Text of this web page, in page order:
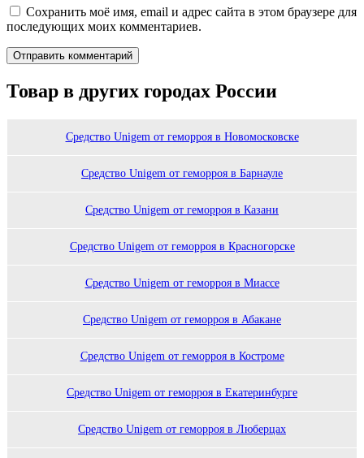
Сохранить моё имя, email и адрес сайта в этом браузере для
последующих моих комментариев.
Товар в других городах России
Cредство Unigem от геморроя в Новомосковске
Cредство Unigem от геморроя в Барнауле
Cредство Unigem от геморроя в Казани
Cредство Unigem от геморроя в Красногорске
Cредство Unigem от геморроя в Миассе
Cредство Unigem от геморроя в Абакане
Cредство Unigem от геморроя в Костроме
Cредство Unigem от геморроя в Екатеринбурге
Cредство Unigem от геморроя в Люберцах